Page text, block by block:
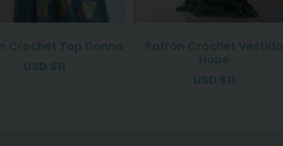
Crochet Top Donna
USD $11
Patrón Crochet Vestido
Hope
USD $11